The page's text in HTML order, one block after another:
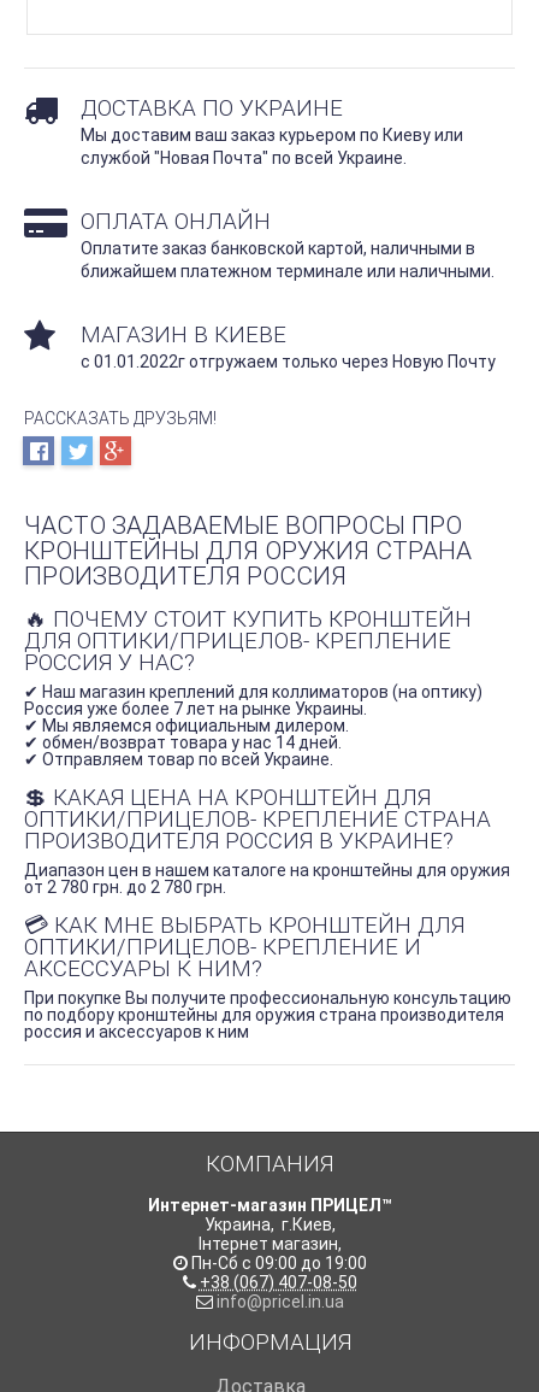
ДОСТАВКА ПО УКРАИНЕ
Мы доставим ваш заказ курьером по Киеву или
службой "Новая Почта" по всей Украине.
ОПЛАТА ОНЛАЙН
Оплатите заказ банковской картой, наличными в
ближайшем платежном терминале или наличными.
МАГАЗИН В КИЕВЕ
с 01.01.2022г отгружаем только через Новую Почту
РАССКАЗАТЬ ДРУЗЬЯМ!
ЧАСТО ЗАДАВАЕМЫЕ ВОПРОСЫ ПРО
КРОНШТЕЙНЫ ДЛЯ ОРУЖИЯ СТРАНА
ПРОИЗВОДИТЕЛЯ РОССИЯ
🔥 ПОЧЕМУ СТОИТ КУПИТЬ КРОНШТЕЙН
ДЛЯ ОПТИКИ/ПРИЦЕЛОВ- КРЕПЛЕНИЕ
РОССИЯ У НАС?
✔ Наш магазин креплений для коллиматоров (на оптику)
Россия уже более 7 лет на рынке Украины.
✔ Мы являемся официальным дилером.
✔ обмен/возврат товара у нас 14 дней.
✔ Отправляем товар по всей Украине.
💲 КАКАЯ ЦЕНА НА КРОНШТЕЙН ДЛЯ
ОПТИКИ/ПРИЦЕЛОВ- КРЕПЛЕНИЕ СТРАНА
ПРОИЗВОДИТЕЛЯ РОССИЯ В УКРАИНЕ?
Диапазон цен в нашем каталоге на кронштейны для оружия
от 2 780 грн. до 2 780 грн.
💳 КАК МНЕ ВЫБРАТЬ КРОНШТЕЙН ДЛЯ
ОПТИКИ/ПРИЦЕЛОВ- КРЕПЛЕНИЕ И
АКСЕССУАРЫ К НИМ?
При покупке Вы получите профессиональную консультацию
по подбору кронштейны для оружия страна производителя
россия и аксессуаров к ним
КОМПАНИЯ
Интернет-магазин ПРИЦЕЛ™
Украина, г.Киев,
Інтернет магазин,
Пн-Сб с 09:00 до 19:00
+38 (067) 407-08-50
info@pricel.in.ua
ИНФОРМАЦИЯ
Доставка